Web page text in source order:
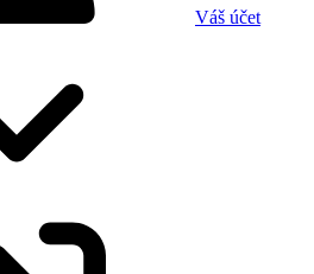
Váš účet